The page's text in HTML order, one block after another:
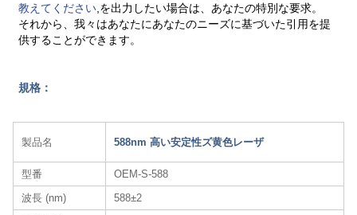
教えてください ,を出力したい場合は、あなたの特別な要求。
それから、我々はあなたにあなたのニーズに基づいた引用を提
供することができます。
規格：
製品名 588nm 高い安定性ズ黄色レーザ​
型番
OEM-S-588
波長 (nm)
588±2